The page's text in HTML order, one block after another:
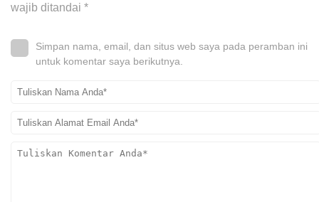
wajib ditandai *
Simpan nama, email, dan situs web saya pada peramban ini
untuk komentar saya berikutnya.